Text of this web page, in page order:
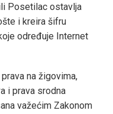
Posetilac ostavlja
i kreira šifru
određuje Internet
prava na žigovima,
i prava srodna
važećim Zakonom